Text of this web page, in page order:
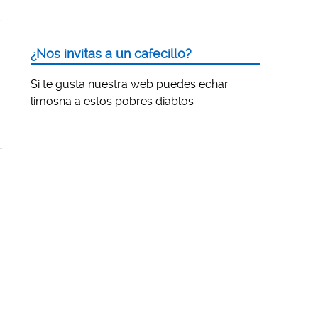
¿Nos invitas a un cafecillo?
Si te gusta nuestra web puedes echar
limosna a estos pobres diablos